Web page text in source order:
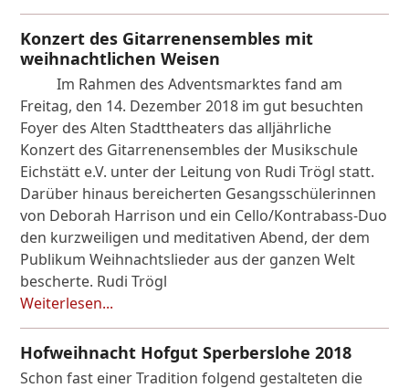
Konzert des Gitarrenensembles mit
weihnachtlichen Weisen
Im Rahmen des Adventsmarktes fand am
Freitag, den 14. Dezember 2018 im gut besuchten
Foyer des Alten Stadttheaters das alljährliche
Konzert des Gitarrenensembles der Musikschule
Eichstätt e.V. unter der Leitung von Rudi Trögl statt.
Darüber hinaus bereicherten Gesangsschülerinnen
von Deborah Harrison und ein Cello/Kontrabass-Duo
den kurzweiligen und meditativen Abend, der dem
Publikum Weihnachtslieder aus der ganzen Welt
bescherte. Rudi Trögl
Weiterlesen...
Hofweihnacht Hofgut Sperberslohe 2018
Schon fast einer Tradition folgend gestalteten die